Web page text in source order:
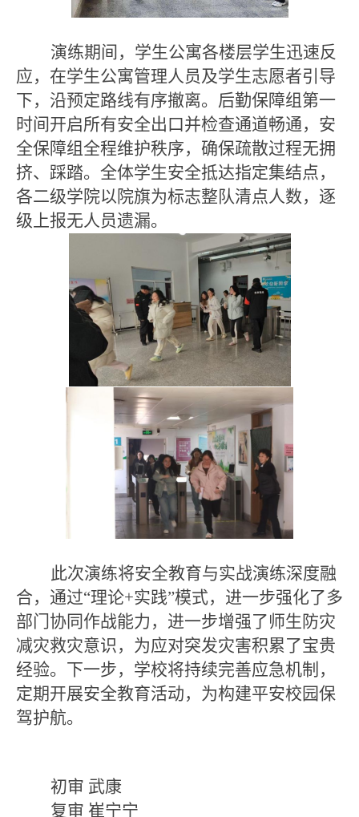
演练期间 ，学生公寓各楼层学生迅速反
应，在学生公寓管理人员 及学生志愿者引导
下，沿预定路线有序撤离。后勤保障组第一
时间开启所有安全出口并检查通道畅通，安
全保障组全程维护秩序，确保疏散过程无拥
挤、踩踏。全体学生安全抵达指定集结点，
各二级学院以院旗为标志整队清点人数，逐
级上报无人员遗漏。
‌此次演练将安全教育与实战演练深度融
合，通过“理论+实践”模式，进一步强化了多
部门协同作战能力， 进一步增强了师生防灾
减灾救灾意识 ， 为应对突发灾害积累了宝贵
经验。下一步，学校将持续完善应急机制，
定期开展安全教育活动，为构建平安校园保
驾护航。
初审 武康
复审 崔宁宁